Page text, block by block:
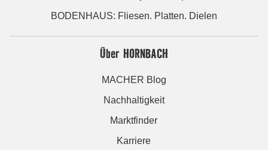
BODENHAUS: Fliesen. Platten. Dielen
Über HORNBACH
MACHER Blog
Nachhaltigkeit
Marktfinder
Karriere